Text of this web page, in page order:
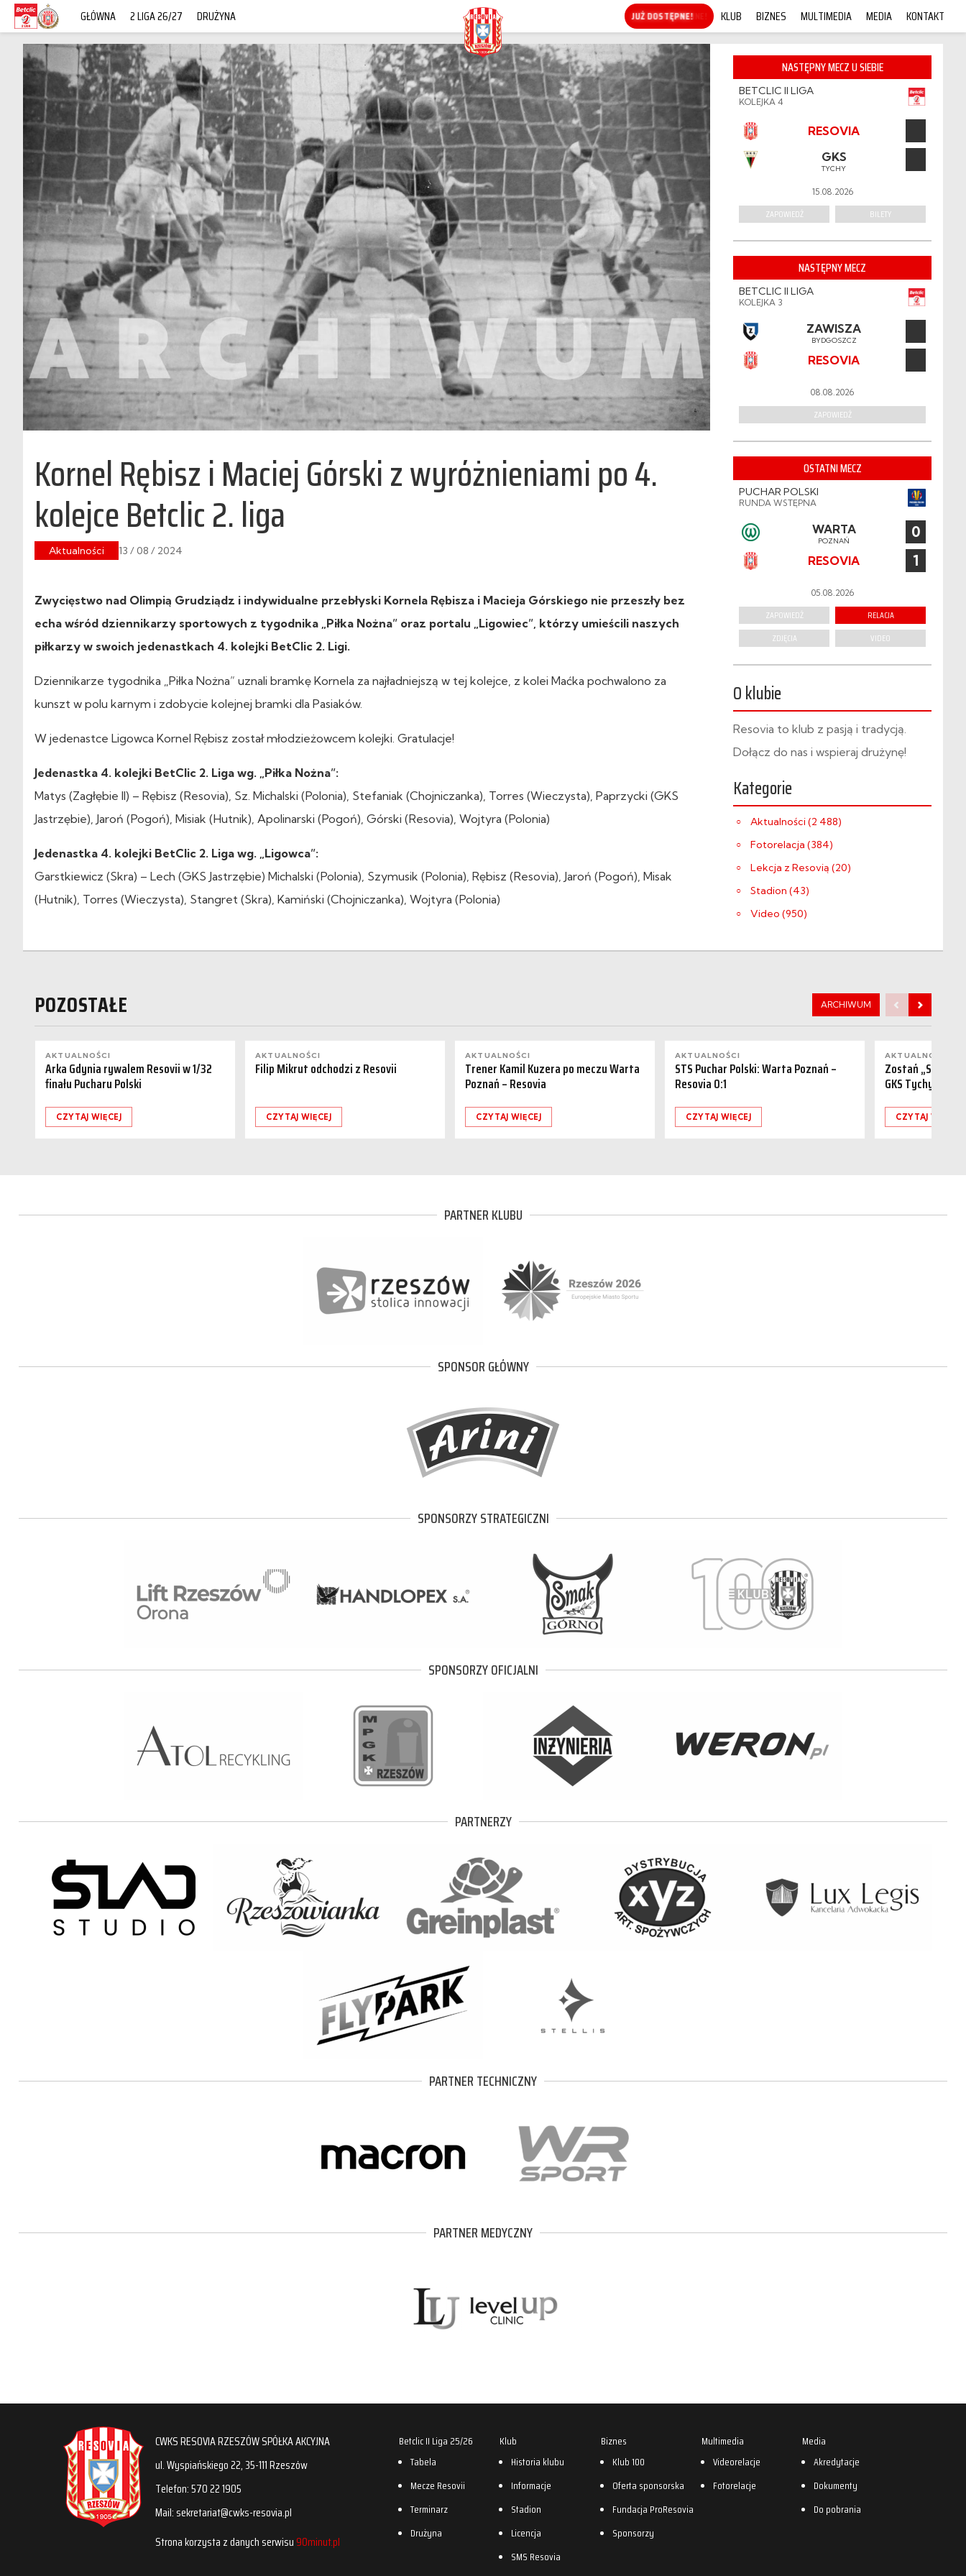
GŁÓWNA 2 LIGA 26/27 DRUŻYNA KUP ONLINE! KLUB BIZNES MULTIMEDIA MEDIA KONTAKT
Kornel Rębisz i Maciej Górski z wyróżnieniami po 4.
kolejce Betclic 2. liga
Aktualności 13 / 08 / 2024
Zwycięstwo nad Olimpią Grudziądz i indywidualne przebłyski Kornela Rębisza i Macieja Górskiego nie przeszły bez
echa wśród dziennikarzy sportowych z tygodnika „Piłka Nożna” oraz portalu „Ligowiec”, którzy umieścili naszych
piłkarzy w swoich jedenastkach 4. kolejki BetClic 2. Ligi.
Dziennikarze tygodnika „Piłka Nożna” uznali bramkę Kornela za najładniejszą w tej kolejce, z kolei Maćka pochwalono za
kunszt w polu karnym i zdobycie kolejnej bramki dla Pasiaków.
W jedenastce Ligowca Kornel Rębisz został młodzieżowcem kolejki. Gratulacje!
Jedenastka 4. kolejki BetClic 2. Liga wg. „Piłka Nożna”:
Matys (Zagłębie II) – Rębisz (Resovia), Sz. Michalski (Polonia), Stefaniak (Chojniczanka), Torres (Wieczysta), Paprzycki (GKS
Jastrzębie), Jaroń (Pogoń), Misiak (Hutnik), Apolinarski (Pogoń), Górski (Resovia), Wojtyra (Polonia)
Jedenastka 4. kolejki BetClic 2. Liga wg. „Ligowca”:
Garstkiewicz (Skra) – Lech (GKS Jastrzębie) Michalski (Polonia), Szymusik (Polonia), Rębisz (Resovia), Jaroń (Pogoń), Misak
(Hutnik), Torres (Wieczysta), Stangret (Skra), Kamiński (Chojniczanka), Wojtyra (Polonia)
NASTĘPNY MECZ U SIEBIE
BETCLIC II LIGA
KOLEJKA 4
RESOVIA
GKS
TYCHY
15.08.2026
ZAPOWIEDŹ BILETY
NASTĘPNY MECZ
BETCLIC II LIGA
KOLEJKA 3
ZAWISZA
BYDGOSZCZ
RESOVIA
08.08.2026
ZAPOWIEDŹ
OSTATNI MECZ
PUCHAR POLSKI
RUNDA WSTĘPNA
WARTA
POZNAŃ 0
RESOVIA 1
05.08.2026
ZAPOWIEDŹ
RELACJA
ZDJĘCIA
VIDEO
O klubie
Resovia to klub z pasją i tradycją.
Dołącz do nas i wspieraj drużynę!
Kategorie
Aktualności (2 488)
Fotorelacja (384)
Lekcja z Resovią (20)
Stadion (43)
Video (950)
POZOSTAŁE ARCHIWUM
AKTUALNOŚCI
Arka Gdynia rywalem Resovii w 1/32
finału Pucharu Polski
CZYTAJ WIĘCEJ
AKTUALNOŚCI
Filip Mikrut odchodzi z Resovii
CZYTAJ WIĘCEJ
AKTUALNOŚCI
Trener Kamil Kuzera po meczu Warta
Poznań – Resovia
CZYTAJ WIĘCEJ
AKTUALNOŚCI
STS Puchar Polski: Warta Poznań –
Resovia 0:1
CZYTAJ WIĘCEJ
AKTUALNOŚCI
Zostań
GKS Tychy
CZYTAJ WIĘCEJ
PARTNER KLUBU
SPONSOR GŁÓWNY
SPONSORZY STRATEGICZNI
SPONSORZY OFICJALNI
PARTNERZY
PARTNER TECHNICZNY
PARTNER MEDYCZNY
CWKS RESOVIA RZESZÓW SPÓŁKA AKCYJNA
ul. Wyspiańskiego 22, 35-111 Rzeszów
Telefon: 570 22 1905
Mail: sekretariat@cwks-resovia.pl
Strona korzysta z danych serwisu90minut.pl
Betclic II Liga 25/26
Tabela
Mecze Resovii
Terminarz
Drużyna
Klub
Historia klubu
Informacje
Stadion
Licencja
SMS Resovia
Biznes
Klub 100
Oferta sponsorska
Fundacja ProResovia
Sponsorzy
Multimedia
Videorelacje
Fotorelacje
Media
Akredytacje
Dokumenty
Do pobrania